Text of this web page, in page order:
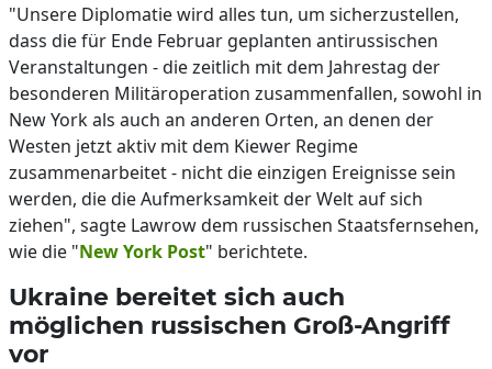
"Unsere Diplomatie wird alles tun, um sicherzustellen,
dass die für Ende Februar geplanten antirussischen
Veranstaltungen - die zeitlich mit dem Jahrestag der
besonderen Militäroperation zusammenfallen, sowohl in
New York als auch an anderen Orten, an denen der
Westen jetzt aktiv mit dem Kiewer Regime
zusammenarbeitet - nicht die einzigen Ereignisse sein
werden, die die Aufmerksamkeit der Welt auf sich
ziehen", sagte Lawrow dem russischen Staatsfernsehen,
wie die "New York Post" berichtete.
Ukraine bereitet sich auch
möglichen russischen Groß-Angriff
vor